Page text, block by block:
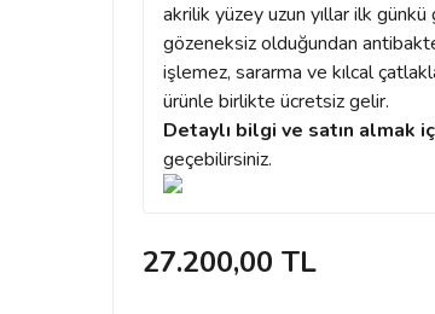
akrilik yüzey uzun yıllar ilk
gözeneksiz olduğundan
işlemez, sararma ve kılcal
ürünle birlikte ücretsiz gelir.
Detaylı bilgi ve satın almak
geçebilirsiniz.
27.200,00 TL